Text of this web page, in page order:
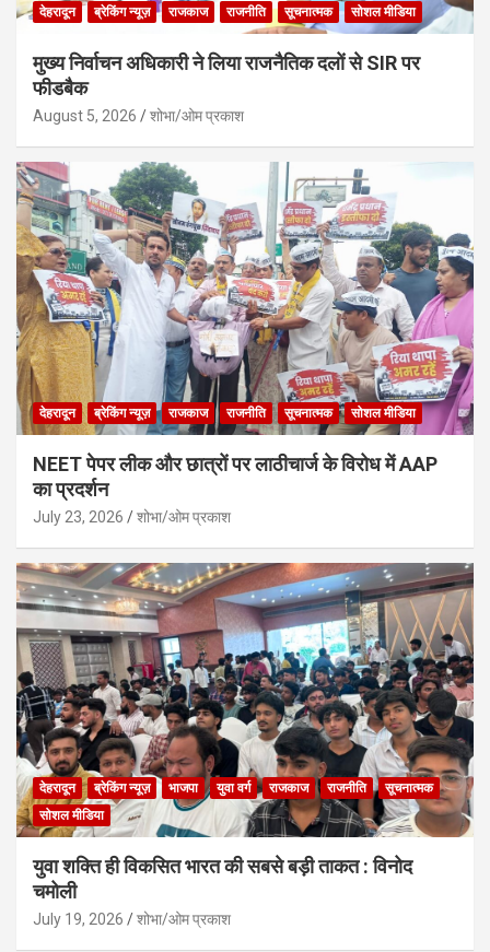
देहरादून ब्रेकिंग न्यूज़ राजकाज राजनीति सूचनात्मक सोशल मीडिया
मुख्य निर्वाचन अधिकारी ने लिया राजनैतिक दलों से SIR पर
फीडबैक
August 5, 2026 शोभा/ओम प्रकाश
देहरादून ब्रेकिंग न्यूज़ राजकाज राजनीति सूचनात्मक सोशल मीडिया
NEET पेपर लीक और छात्रों पर लाठीचार्ज के विरोध में AAP
का प्रदर्शन
July 23, 2026 शोभा/ओम प्रकाश
देहरादून ब्रेकिंग न्यूज़ भाजपा युवा वर्ग राजकाज राजनीति
सूचनात्मक
सोशल मीडिया
युवा शक्ति ही विकसित भारत की सबसे बड़ी ताकत : विनोद
चमोली
July 19, 2026 शोभा/ओम प्रकाश